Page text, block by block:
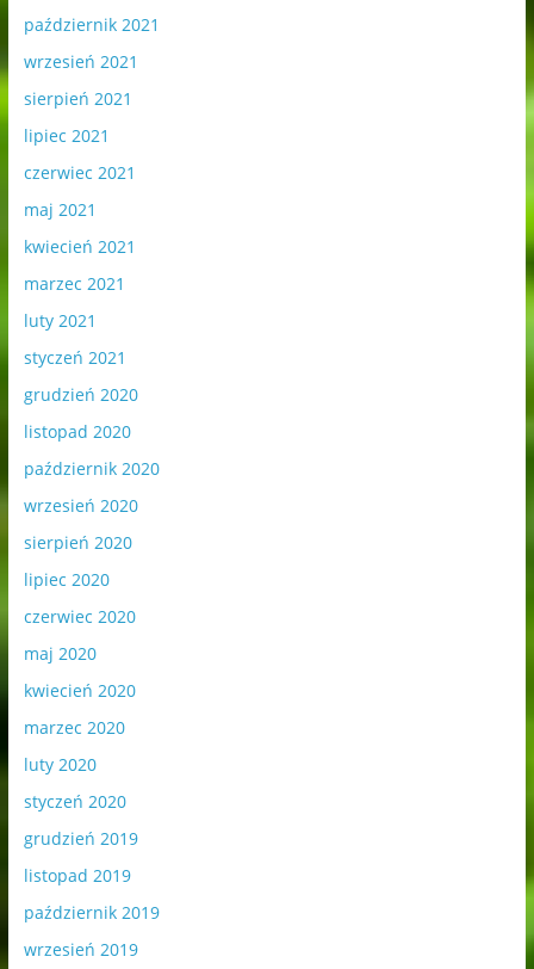
październik 2021
wrzesień 2021
sierpień 2021
lipiec 2021
czerwiec 2021
maj 2021
kwiecień 2021
marzec 2021
luty 2021
styczeń 2021
grudzień 2020
listopad 2020
październik 2020
wrzesień 2020
sierpień 2020
lipiec 2020
czerwiec 2020
maj 2020
kwiecień 2020
marzec 2020
luty 2020
styczeń 2020
grudzień 2019
listopad 2019
październik 2019
wrzesień 2019